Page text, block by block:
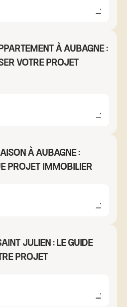
à Aubagne :
votre projet
à Aubagne :
projet immobilier
Julien : le guide
projet